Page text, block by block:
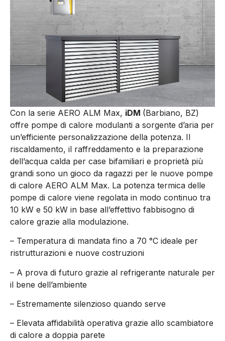
Con la serie AERO ALM Max, iDM (Barbiano, BZ)
offre pompe di calore modulanti a sorgente d’aria per
un’efficiente personalizzazione della potenza. Il
riscaldamento, il raffreddamento e la preparazione
dell’acqua calda per case bifamiliari e proprietà più
grandi sono un gioco da ragazzi per le nuove pompe
di calore AERO ALM Max. La potenza termica delle
pompe di calore viene regolata in modo continuo tra
10 kW e 50 kW in base all’effettivo fabbisogno di
calore grazie alla modulazione.
– Temperatura di mandata fino a 70 °C ideale per
ristrutturazioni e nuove costruzioni
– A prova di futuro grazie al refrigerante naturale per
il bene dell’ambiente
– Estremamente silenzioso quando serve
– Elevata affidabilità operativa grazie allo scambiatore
di calore a doppia parete